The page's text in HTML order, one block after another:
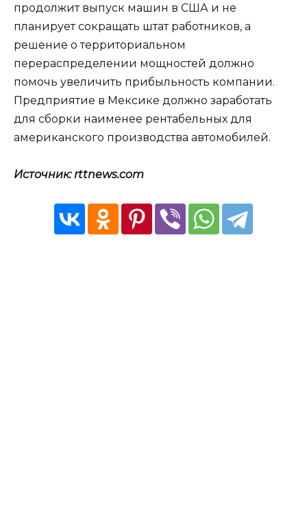
продолжит выпуск машин в США и не
планирует сокращать штат работников, а
решение о территориальном
перераспределении мощностей должно
помочь увеличить прибыльность компании.
Предприятие в Мексике должно заработать
для сборки наименее рентабельных для
американского производства автомобилей.
Источник: rttnews.com